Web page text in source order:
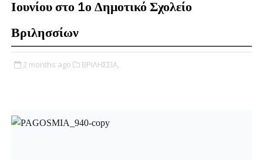
Ιουνίου στο 1ο Δημοτικό Σχολείο
Βριλησσίων
2 months ago ΒΡΙΛΗΣΣΙΑ,